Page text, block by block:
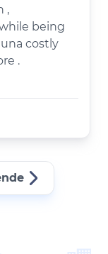
,
being
costly
.